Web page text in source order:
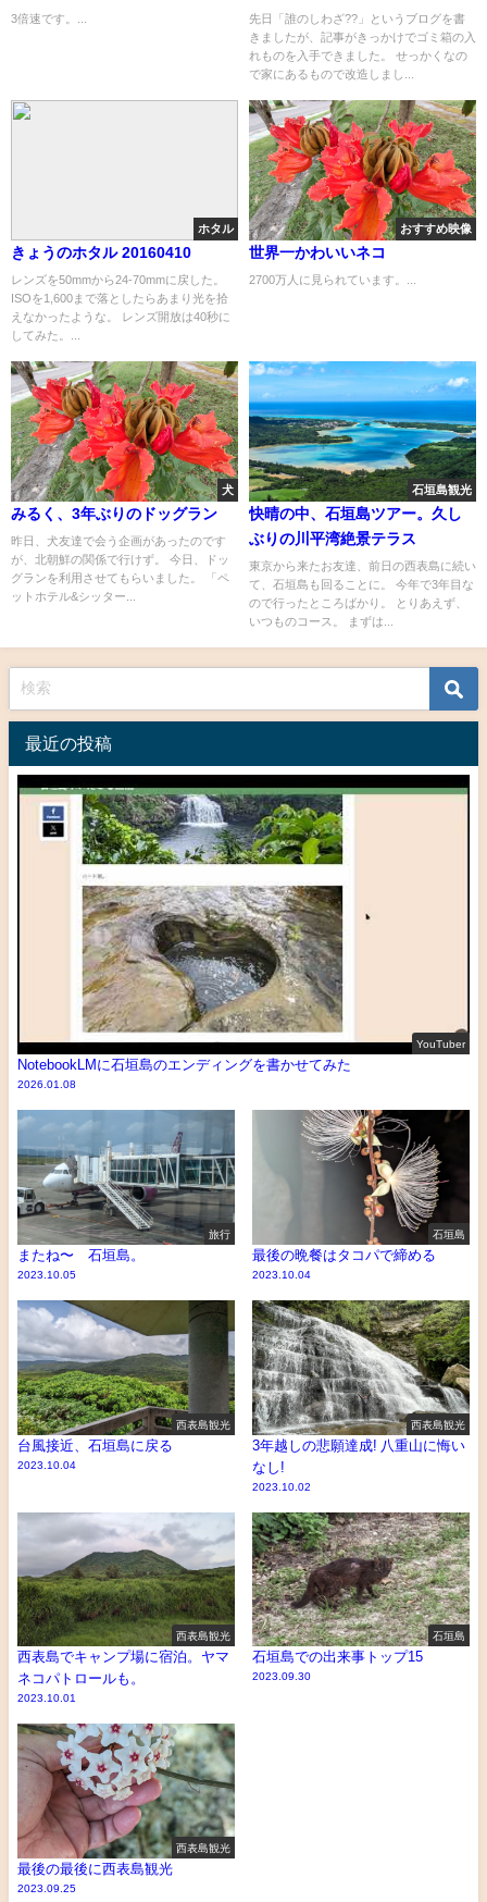
3倍速です。...
先日「誰のしわざ??」というブログを書
きましたが、記事がきっかけでゴミ箱の入
れものを入手できました。 せっかくなの
で家にあるもので改造しまし...
ホタル
きょうのホタル 20160410
レンズを50mmから24-70mmに戻した。
ISOを1,600まで落としたらあまり光を拾
えなかったような。 レンズ開放は40秒に
してみた。...
おすすめ映像
世界一かわいいネコ
2700万人に見られています。...
犬
みるく、3年ぶりのドッグラン
昨日、犬友達で会う企画があったのです
が、北朝鮮の関係で行けず。 今日、ドッ
グランを利用させてもらいました。 「ペ
ットホテル&シッター...
石垣島観光
快晴の中、石垣島ツアー。久し
ぶりの川平湾絶景テラス
東京から来たお友達、前日の西表島に続い
て、石垣島も回ることに。 今年で3年目な
ので行ったところばかり。 とりあえず、
いつものコース。 まずは...
最近の投稿
YouTuber
NotebookLMに石垣島のエンディングを書かせてみた
2026.01.08
旅行
またね〜 石垣島。
2023.10.05
石垣島
最後の晩餐はタコパで締める
2023.10.04
西表島観光
台風接近、石垣島に戻る
2023.10.04
西表島観光
3年越しの悲願達成! 八重山に悔い
なし!
2023.10.02
西表島観光
西表島でキャンプ場に宿泊。ヤマ
ネコパトロールも。
2023.10.01
石垣島
石垣島での出来事トップ15
2023.09.30
西表島観光
最後の最後に西表島観光
2023.09.25